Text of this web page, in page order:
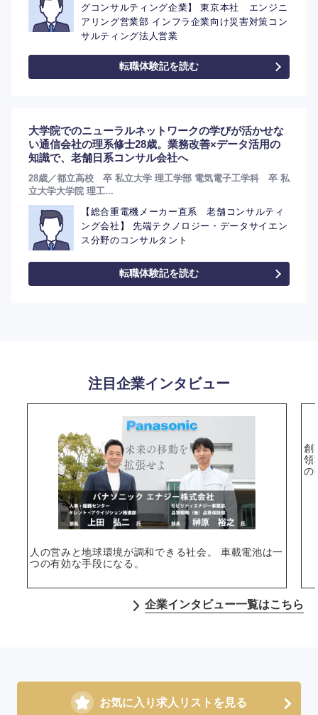
グコンサルティング企業】 東京本社 エンジニ
アリング営業部 インフラ企業向け災害対策コン
サルティング法人営業
転職体験記を読む
大学院でのニューラルネットワークの学びが活かせな
い通信会社の理系修士28歳。業務改善×データ活用の
知識で、老舗日系コンサル会社へ
28歳／都立高校 卒 私立大学 理工学部 電気電子工学科 卒 私
立大学大学院 理工...
【総合重電機メーカー直系 老舗コンサルティ
ング会社】 先端テクノロジー・データサイエン
ス分野のコンサルタント
転職体験記を読む
注目企業インタビュー
人の営みと地球環境が調和できる社会。 車載電池は一
つの有効な手段になる。
創
領
の
企業インタビュー一覧はこちら
お気に入り求人リストを見る